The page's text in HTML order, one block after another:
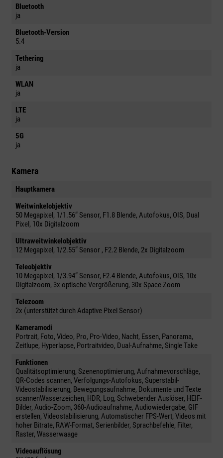
Bluetooth
ja
Bluetooth-Version
5.4
Tethering
ja
WLAN
ja
LTE
ja
5G
ja
Kamera
Hauptkamera
Weitwinkelobjektiv
50 Megapixel, 1/1.56“ Sensor, F1.8 Blende, Autofokus, OIS, Dual
Pixel, 10x Digitalzoom
Ultraweitwinkelobjektiv
12 Megapixel, 1/2.55“ Sensor , F2.2 Blende, 2x Digitalzoom
Teleobjektiv
10 Megapixel, 1/3.94“ Sensor, F2.4 Blende, Autofokus, OIS, 10x
Digitalzoom, 3x optische Vergrößerung, 30x Space Zoom
Telezoom
2x (unterstützt durch Adaptive Pixel Sensor)
Kameramodi
Portrait, Foto, Video, Pro, Pro-Video, Nacht, Essen, Panorama,
Zeitlupe, Hyperlapse, Portraitvideo, Dual-Aufnahme, Single Take
Funktionen
Qualitätsoptimierung, Szenenoptimierung, Aufnahmevorschläge,
QR-Codes scannen, Verfolgungs-Autofokus, Superstabil-
Videostabilisierung, Bewegungsaufnahme, Dokumente und Texte
scannenWasserzeichen, HDR, Log, Schwebender Auslöser, HEIF-
Bilder, Audio-Zoom, 360-Audioaufnahme, Audiowiedergabe, GIF
erstellen, Videostabilisierung, Automatischer FPS-Wert, Videos mit
hoher Bitrate, RAW-Format, Serienbilder, Sprachbefehle, Filter,
Raster, Wasserwaage
Videoauflösung